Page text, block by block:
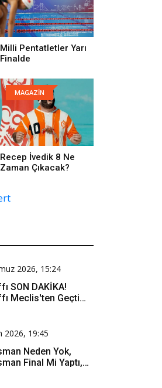
Milli Pentatletler Yarı
Finalde
MAGAZİN
Recep İvedik 8 Ne
Zaman Çıkacak?
2026, 15:24
SON DAKİKA!
Meclis'ten Geçti
2026, 19:45
Neden Yok,
Final Mi Yaptı,